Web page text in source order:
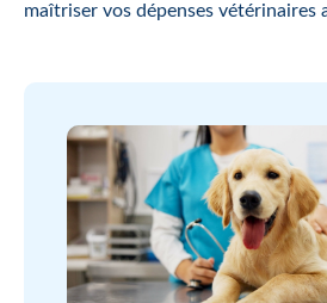
maîtriser vos dépenses vétérinaires